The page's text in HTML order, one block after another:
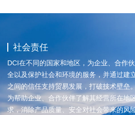
社会责任
DCI在不同的国家和地区，为企业、合作
全以及保护社会和环境的服务，并通过建
之间的信任支持贸易发展，打破技术壁垒
为帮助企业、合作伙伴了解其经营所在地
求，消除产品质量、安全对社会带来的风